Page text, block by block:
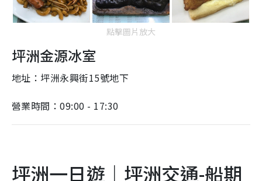
點擊圖片放大
坪洲金源冰室
地址：坪洲永興街15號地下
營業時間：09:00 - 17:30
坪洲一日遊｜坪洲交通-船期